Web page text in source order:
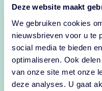
Deze website maakt
We gebruiken cookies
nieuwsbrieven voor u te
social media te bieden
optimaliseren. Ook
van onze site met onze
deze analyses. U gaat
Deze inhoud van
accepteren
Cookie-